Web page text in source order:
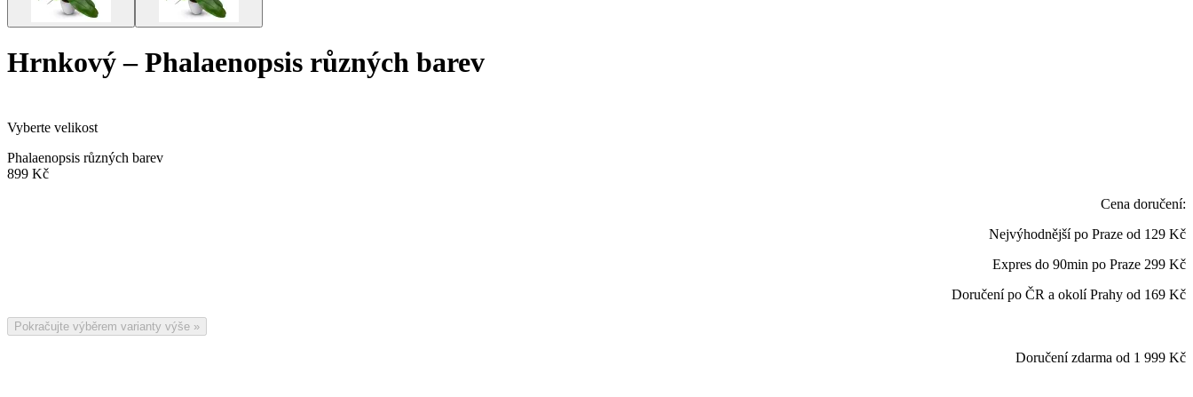
Hrnkový–Phalaenopsis různých barev
Vyberte velikost
Phalaenopsis různých barev
899 Kč
Cena doručení:
Nejvýhodnější po Praze od 129 Kč
Expres do 90min po Praze 299 Kč
Doručení po ČR a okolí Prahy od 169 Kč
Pokračujte výběrem varianty výše »
Doručení zdarma od 1 999 Kč